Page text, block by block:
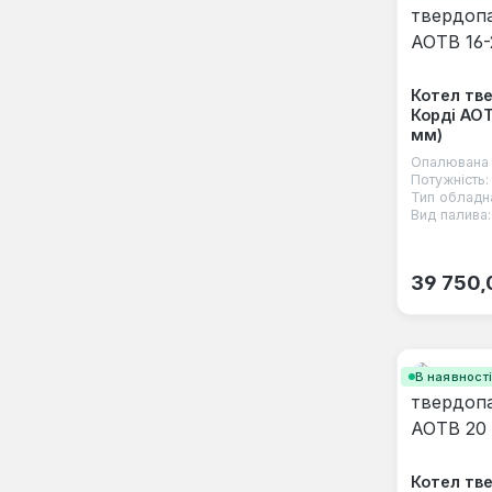
Котел
Корді
мм)
Опалювана
Потужність:
Тип
Вид палива:
39
В наявності
Котел